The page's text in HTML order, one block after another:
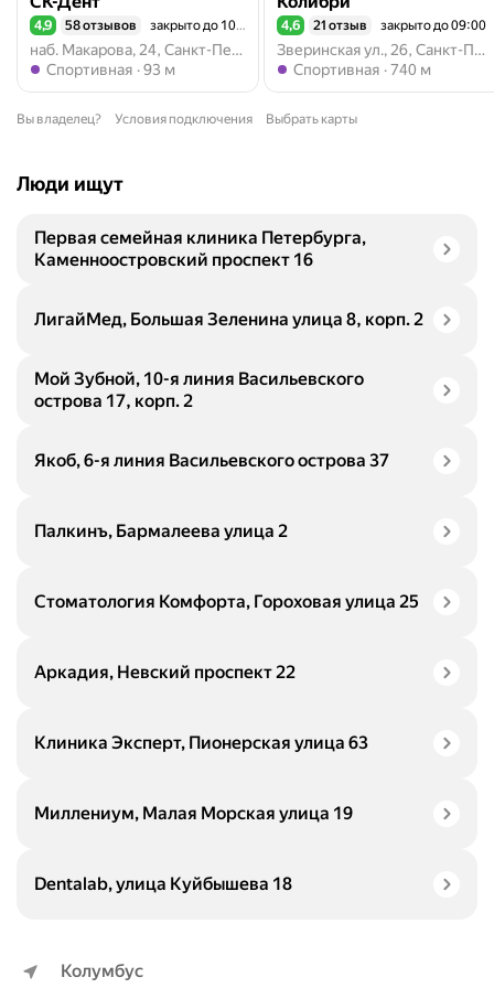
Рейтинг 4,9 из 5
4,9 58 отзывов закрыто до 10:00
наб. Макарова, 24, Санкт-Петербург
Метро Спортивная
Спортивная 93 м
Рейтинг 4,6 из 5
4,6 21 отзыв закрыто до 09:00
Зверинская ул., 26, Санкт-Петербург
Метро Спортивная
Спортивная 740 м
Вы владелец? Условия подключения Выбрать карты
Люди ищут
Первая семейная клиника Петербурга,
Каменноостровский проспект 16
ЛигайМед, Большая Зеленина улица 8, корп. 2
Мой Зубной, 10-я линия Васильевского
острова 17, корп. 2
Якоб, 6-я линия Васильевского острова 37
Палкинъ, Бармалеева улица 2
Стоматология Комфорта, Гороховая улица 25
Аркадия, Невский проспект 22
Клиника Эксперт, Пионерская улица 63
Миллениум, Малая Морская улица 19
Dentalab, улица Куйбышева 18
Колумбус